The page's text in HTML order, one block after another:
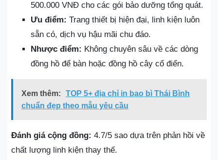
500.000 VNĐ cho các gói bảo dưỡng tổng quát.
Ưu điểm: Trang thiết bị hiện đại, linh kiện luôn
sẵn có, dịch vụ hậu mãi chu đáo.
Nhược điểm: Không chuyên sâu về các dòng
đồng hồ để bàn hoặc đồng hồ cây cổ điển.
Xem thêm:
TOP 5+ địa chỉ in bao bì Thái Bình
chuẩn đẹp theo mẫu yêu cầu
Đánh giá cộng đồng: 4.7/5 sao dựa trên phản hồi về
chất lượng linh kiện thay thế.